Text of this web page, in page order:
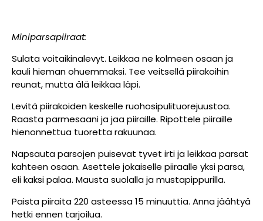
Miniparsapiiraat:
Sulata voitaikinalevyt. Leikkaa ne kolmeen osaan ja
kauli hieman ohuemmaksi. Tee veitsellä piirakoihin
reunat, mutta älä leikkaa läpi.
Levitä piirakoiden keskelle ruohosipulituorejuustoa.
Raasta parmesaani ja jaa piiraille. Ripottele piiraille
hienonnettua tuoretta rakuunaa.
Napsauta parsojen puisevat tyvet irti ja leikkaa parsat
kahteen osaan. Asettele jokaiselle piiraalle yksi parsa,
eli kaksi palaa. Mausta suolalla ja mustapippurilla.
Paista piiraita 220 asteessa 15 minuuttia. Anna jäähtyä
hetki ennen tarjoilua.